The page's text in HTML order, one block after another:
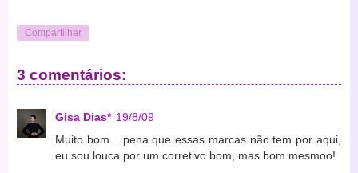
Compartilhar
3 comentários:
Gisa Dias* 19/8/09
Muito bom... pena que essas marcas não tem por aqui,
eu sou louca por um corretivo bom, mas bom mesmoo!